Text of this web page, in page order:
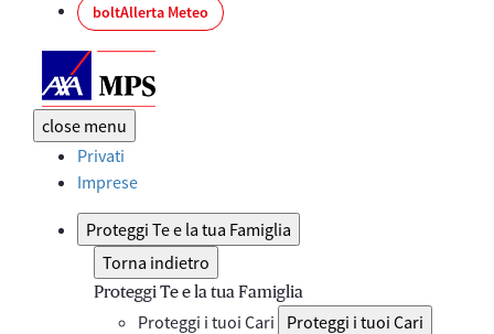
boltAllerta Meteo
close menu
Privati
Imprese
Proteggi Te e la tua Famiglia
Torna indietro
Proteggi Te e la tua Famiglia
Proteggi i tuoi Cari
Proteggi i tuoi Cari